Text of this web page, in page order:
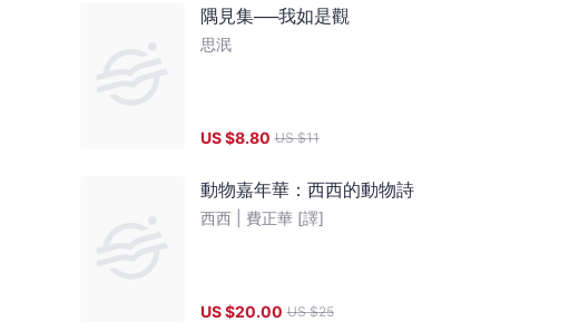
隅見集──我如是觀
思泯
US $8.80 US $11
動物嘉年華：西西的動物詩
費正華 [譯]
US $20.00 US $25